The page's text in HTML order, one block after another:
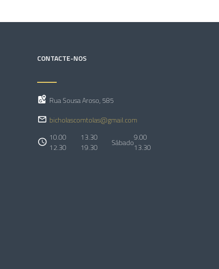
CONTACTE-NOS
Rua Sousa Aroso, 585
bicholascomtolas@gmail.com
10.00
12.30
13.30
19.30
Sábado9.00
13.30